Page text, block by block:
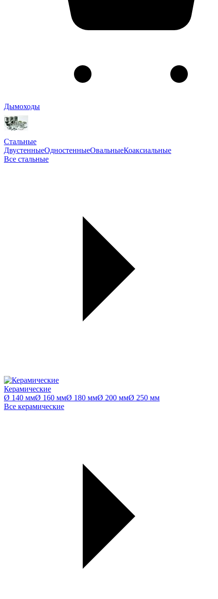
Дымоходы
Стальные
ДвустенныеОдностенныеОвальныеКоаксиальные
Все стальные
Керамические
Ø 140 ммØ 160 ммØ 180 ммØ 200 ммØ 250 мм
Все керамические